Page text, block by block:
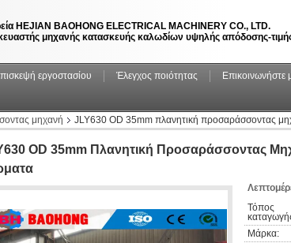
HEJIAN BAOHONG ELECTRICAL MACHINERY CO., LTD.
μηχανής κατασκευής καλωδίων υψηλής απόδοσης-
εργοστασίου Έλεγχος ποιότητας Επικοινωνήστε
μηχανή JLY630 OD 35mm πλανητική προσαράσσοντας
OD 35mm Πλανητική Προσαράσσοντας
Τόπος
Μάρκα: